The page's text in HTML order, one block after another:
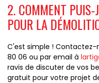
2. COMMENT PUIS-
POUR LA
C'est simple ! Contactez-
80 06 ou par email à
ravis de discuter de vos
gratuit pour votre projet